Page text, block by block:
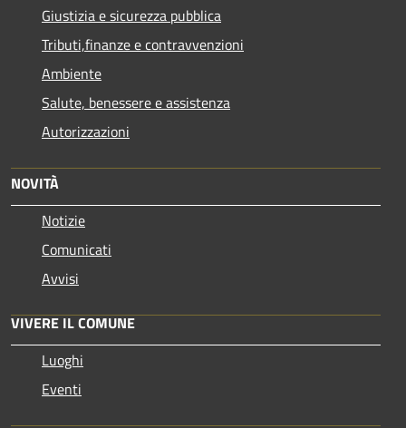
Giustizia e sicurezza pubblica
Tributi,finanze e contravvenzioni
Ambiente
Salute, benessere e assistenza
Autorizzazioni
NOVITÀ
Notizie
Comunicati
Avvisi
VIVERE IL COMUNE
Luoghi
Eventi